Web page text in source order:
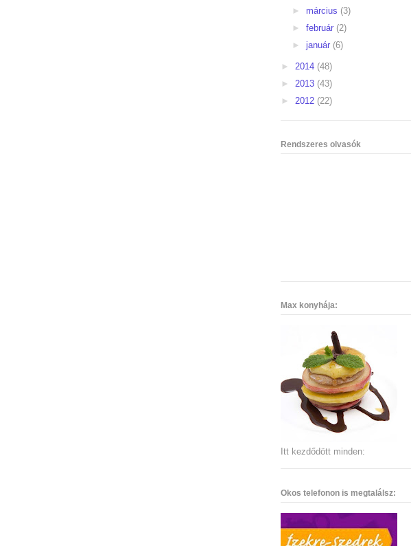
► március (3)
► február (2)
► január (6)
► 2014 (48)
► 2013 (43)
► 2012 (22)
Rendszeres olvasók
Max konyhája:
Itt kezdődött minden:
Okos telefonon is megtalálsz: